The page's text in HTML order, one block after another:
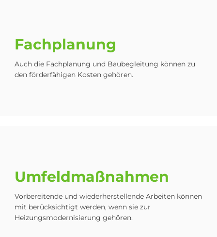
Fachplanung
Auch die Fachplanung und Baubegleitung können zu
den förderfähigen Kosten gehören.
Um­feld­maß­nah­men
Vorbereitende und wiederherstellende Arbeiten können
mit berücksichtigt werden, wenn sie zur
Heizungsmodernisierung gehören.